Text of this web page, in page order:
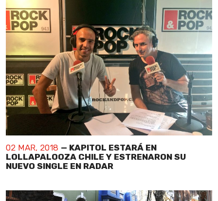
02 MAR, 2018 — KAPITOL ESTARÁ EN
LOLLAPALOOZA CHILE Y ESTRENARON SU
NUEVO SINGLE EN RADAR